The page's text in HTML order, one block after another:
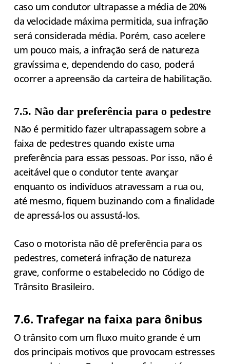
caso um condutor ultrapasse a média de 20%
da velocidade máxima permitida, sua infração
será considerada média. Porém, caso acelere
um pouco mais, a infração será de natureza
gravíssima e, dependendo do caso, poderá
ocorrer a apreensão da carteira de habilitação.
7.5. Não dar preferência para o pedestre
Não é permitido fazer ultrapassagem sobre a
faixa de pedestres quando existe uma
preferência para essas pessoas. Por isso, não é
aceitável que o condutor tente avançar
enquanto os indivíduos atravessam a rua ou,
até mesmo, fiquem buzinando com a finalidade
de apressá-los ou assustá-los.
Caso o motorista não dê preferência para os
pedestres, cometerá infração de natureza
grave, conforme o estabelecido no Código de
Trânsito Brasileiro.
7.6. Trafegar na faixa para ônibus
O trânsito com um fluxo muito grande é um
dos principais motivos que provocam estresses